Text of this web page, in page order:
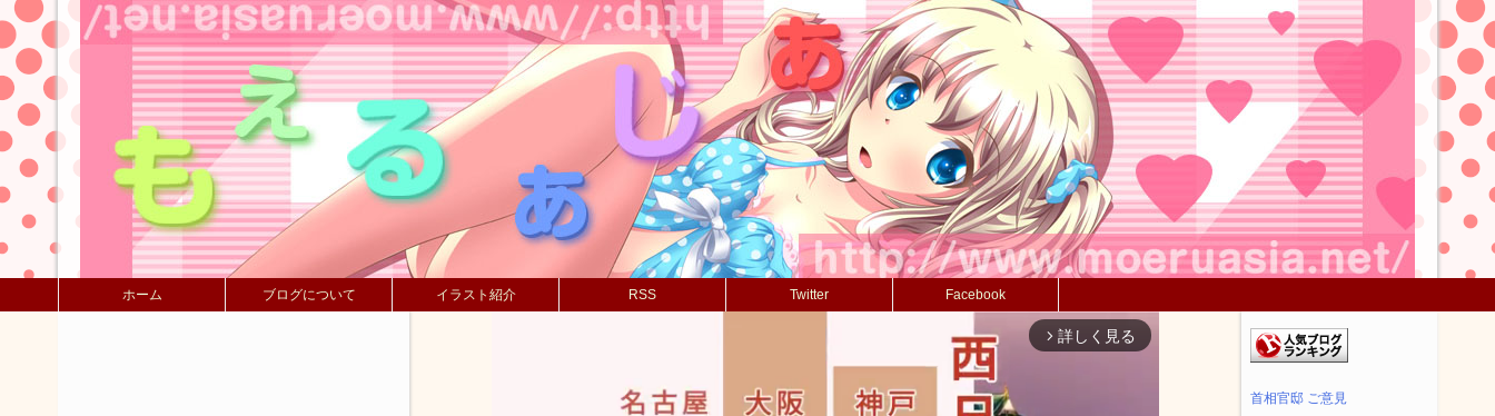
ホーム ブログについて イラスト紹介 RSS Twitter Facebook
arrow_forward_ios 詳しく見る
首相官邸 ご意見